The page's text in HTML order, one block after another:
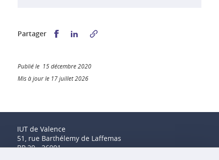
Partager Partager sur Facebook
Partager sur LinkedIn
Publié le 15 décembre 2020
Mis à jour le 17 juillet 2026
IUT de Valence
51, rue Barthélemy de Laffemas
BP 29 - 26901